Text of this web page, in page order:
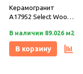
Керамогранит
A17952 Select Wood
ректификат
21,8х89,8, Cersanit
В наличии 89.026 м2
В корзину